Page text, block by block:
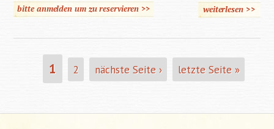
bitte anmelden um zu reservieren >> weiterlesen>>
SEITEN1 2 nächste Seite › letzte Seite »